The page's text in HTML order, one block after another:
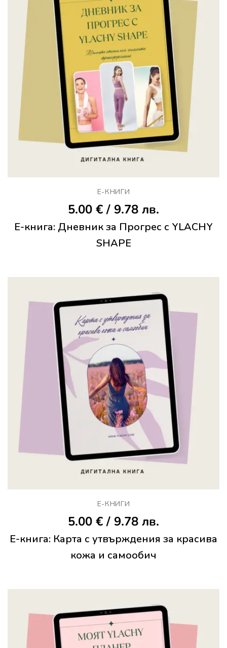
Е-КНИГИ
5.00 €/ 9.78 лв.
Е-книга: Дневник за Прогрес с YLACHY
SHAPE
Е-КНИГИ
5.00 €/ 9.78 лв.
Е-книга: Карта с утвърждения за красива
кожа и самообич